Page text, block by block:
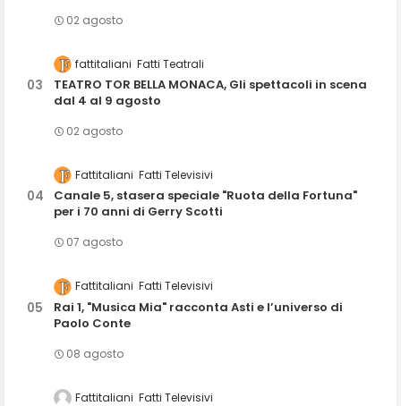
02 agosto
fattitaliani Fatti Teatrali
TEATRO TOR BELLA MONACA, Gli spettacoli in scena
dal 4 al 9 agosto
02 agosto
Fattitaliani Fatti Televisivi
Canale 5, stasera speciale "Ruota della Fortuna"
per i 70 anni di Gerry Scotti
07 agosto
Fattitaliani Fatti Televisivi
Rai 1, "Musica Mia" racconta Asti e l’universo di
Paolo Conte
08 agosto
Fattitaliani Fatti Televisivi